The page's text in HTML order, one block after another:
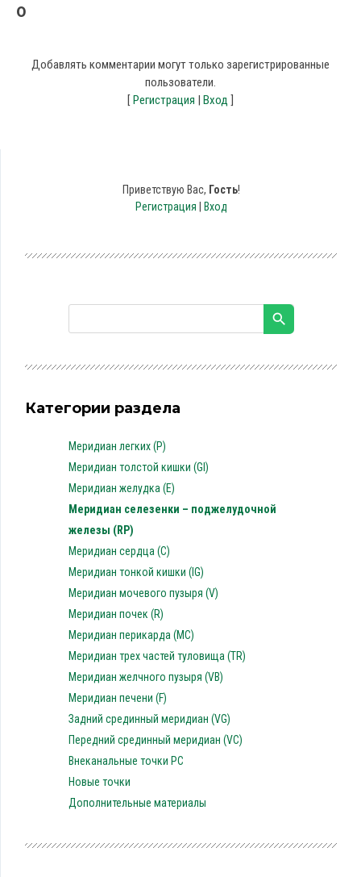
0
Добавлять комментарии могут только зарегистрированные
пользователи.
[Регистрация | Вход ]
Приветствую Вас, Гость!
Регистрация
Вход
Категории раздела
Меридиан легких (P)
Меридиан толстой кишки (GI)
Меридиан желудка (E)
Меридиан селезенки – поджелудочной
железы (RP)
Меридиан сердца (C)
Меридиан тонкой кишки (IG)
Меридиан мочевого пузыря (V)
Меридиан почек (R)
Меридиан перикарда (MC)
Меридиан трех частей туловища (TR)
Меридиан желчного пузыря (VB)
Меридиан печени (F)
Задний срединный меридиан (VG)
Передний срединный меридиан (VC)
Внеканальные точки PC
Новые точки
Дополнительные материалы